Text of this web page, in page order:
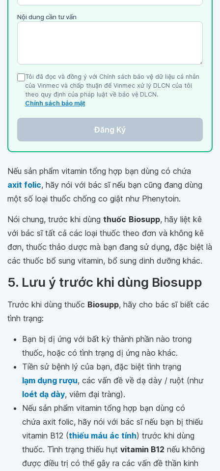
Nội dung cần tư vấn
Tôi đã đọc và đồng ý với Chính sách bảo vệ dữ liệu cá nhân
của Vinmec và chấp thuận để Vinmec xử lý DLCN của tôi
theo quy định của pháp luật về bảo vệ DLCN.
Chính sách bảo mật
Đăng Ký
Nếu sản phẩm vitamin tổng hợp bạn dùng có chứa
axit folic, hãy nói với bác sĩ nếu bạn cũng đang dùng
một số loại thuốc chống co giật như Phenytoin.
Nói chung, trước khi dùng thuốc Biosupp, hãy liệt kê
với bác sĩ tất cả các loại thuốc theo đơn và không kê
đơn, thuốc thảo dược mà bạn đang sử dụng, đặc biệt là
các thuốc bổ sung vitamin, bổ sung dinh dưỡng khác.
5. Lưu ý trước khi dùng Biosupp
Trước khi dùng thuốc Biosupp, hãy cho bác sĩ biết các
tình trạng:
Bạn bị dị ứng với bất kỳ thành phần nào trong
thuốc, hoặc có tình trạng dị ứng nào khác.
Tiền sử bệnh lý của bạn, đặc biệt tình trạng
lạm dụng rượu, các vấn đề về dạ dày / ruột (như
loét dạ dày, viêm đại tràng).
Nếu sản phẩm vitamin tổng hợp bạn dùng có
chứa axit folic, hãy nói với bác sĩ nếu bạn bị thiếu
vitamin B12 (thiếu máu ác tính) trước khi dùng
thuốc. Tình trạng thiếu hụt vitamin B12 nếu không
được điều trị có thể gây ra các vấn đề thần kinh